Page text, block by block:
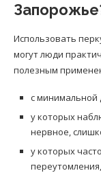
Использовать
могут люди
полезным
с минимальной
у которых
нервное,
у которых